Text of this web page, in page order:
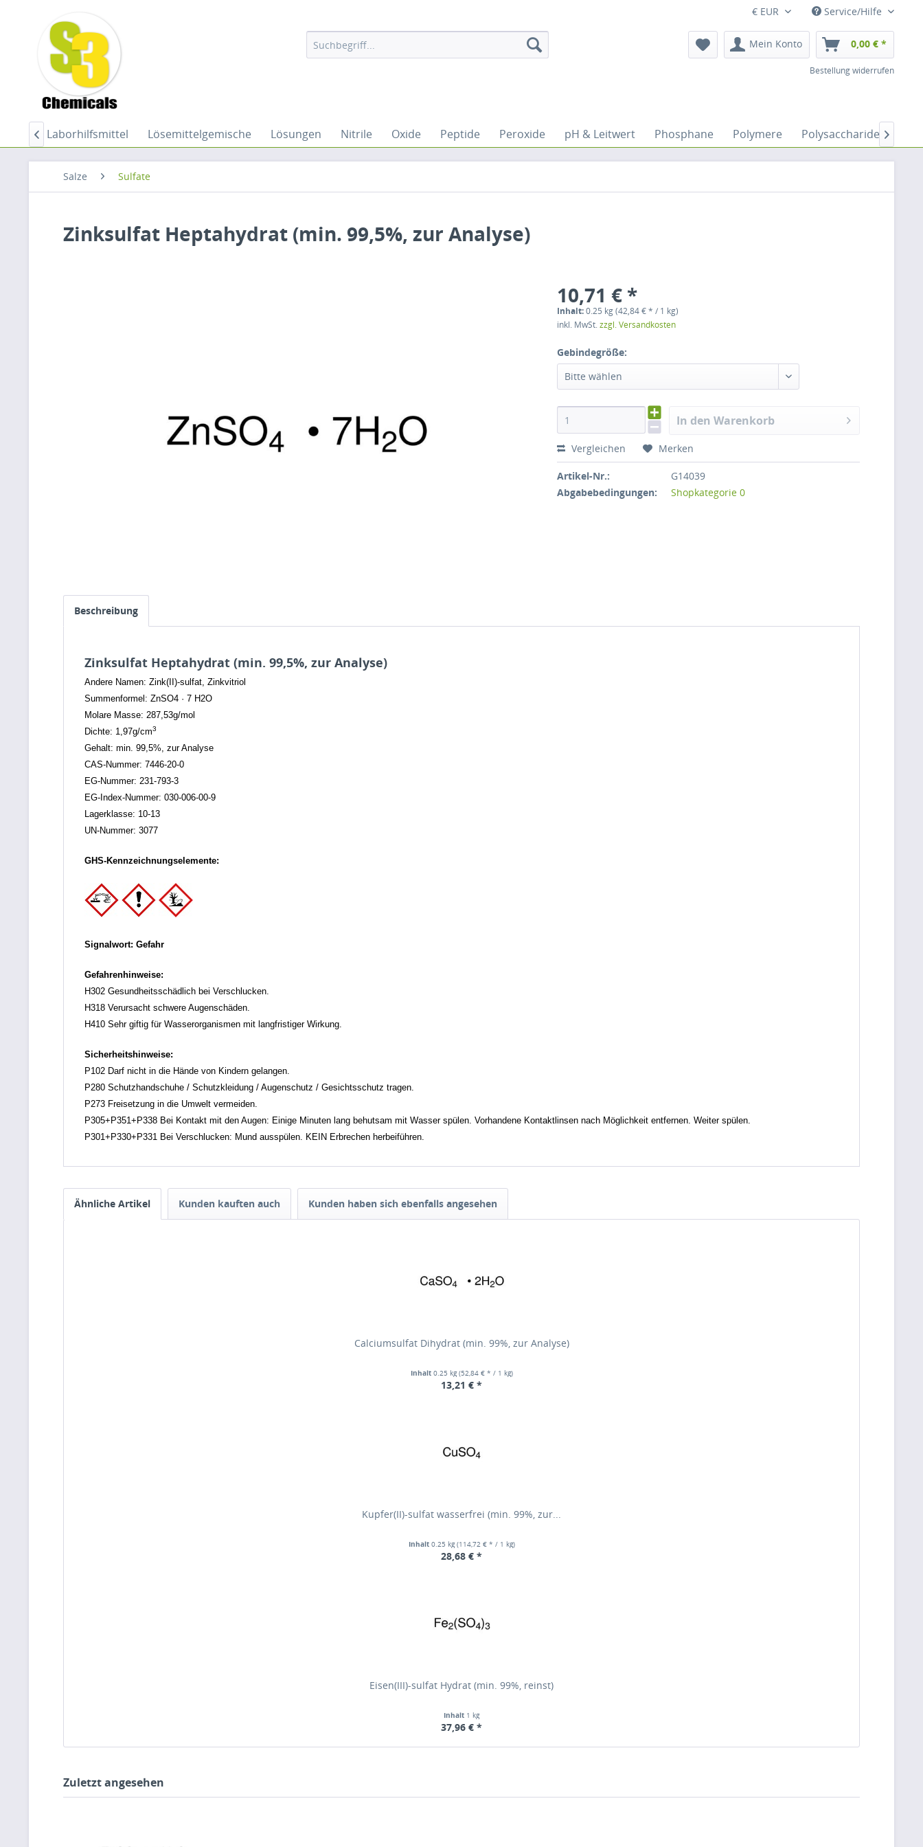
€ EUR Service/Hilfe
Mein Konto 0,00 € *
Bestellung widerrufen
Laborhilfsmittel Lösemittelgemische Lösungen Nitrile Oxide Peptide Peroxide pH & Leitwert Phosphane Polymere Polysaccharide
 
Salze Sulfate
Zinksulfat Heptahydrat (min. 99,5%, zur Analyse)
10,71 € *
Inhalt:0.25 kg (42,84 € * / 1 kg)
inkl. MwSt.zzgl. Versandkosten
Gebindegröße:
Bitte wählen
In den Warenkorb
Vergleichen Merken
Artikel-Nr.:
G14039
Abgabebedingungen:
Shopkategorie 0
Beschreibung
Zinksulfat Heptahydrat (min. 99,5%, zur Analyse)
Andere Namen: Zink(II)-sulfat, Zinkvitriol
Summenformel: ZnSO4 · 7 H2O
Molare Masse: 287,53g/mol
Dichte: 1,97g/cm3
Gehalt: min. 99,5%, zur Analyse
CAS-Nummer: 7446-20-0
EG-Nummer: 231-793-3
EG-Index-Nummer: 030-006-00-9
Lagerklasse: 10-13
UN-Nummer: 3077
GHS-Kennzeichnungselemente:
Signalwort: Gefahr
Gefahrenhinweise:
H302 Gesundheitsschädlich bei Verschlucken.
H318 Verursacht schwere Augenschäden.
H410 Sehr giftig für Wasserorganismen mit langfristiger Wirkung.
Sicherheitshinweise:
P102 Darf nicht in die Hände von Kindern gelangen.
P280 Schutzhandschuhe / Schutzkleidung / Augenschutz / Gesichtsschutz tragen.
P273 Freisetzung in die Umwelt vermeiden.
P305+P351+P338 Bei Kontakt mit den Augen: Einige Minuten lang behutsam mit Wasser spülen. Vorhandene Kontaktlinsen nach Möglichkeit entfernen. Weiter spülen.
P301+P330+P331 Bei Verschlucken: Mund ausspülen. KEIN Erbrechen herbeiführen.
Ähnliche Artikel Kunden kauften auch Kunden haben sich ebenfalls angesehen
Calciumsulfat Dihydrat (min. 99%, zur Analyse)
Inhalt 0.25 kg(52,84 € * / 1 kg)
13,21 € *
Kupfer(II)-sulfat wasserfrei (min. 99%, zur...
Inhalt 0.25 kg(114,72 € * / 1 kg)
28,68 € *
Eisen(III)-sulfat Hydrat (min. 99%, reinst)
Inhalt 1 kg
37,96 € *
Zuletzt angesehen